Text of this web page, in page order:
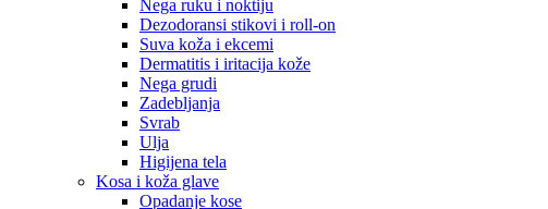
Nega ruku i noktiju
Dezodoransi stikovi i roll-on
Suva koža i ekcemi
Dermatitis i iritacija kože
Nega grudi
Zadebljanja
Svrab
Ulja
Higijena tela
Kosa i koža glave
Opadanje kose